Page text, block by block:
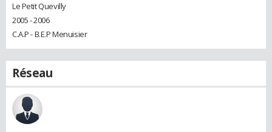
Le Petit Quevilly
2005 - 2006
C.A.P - B.E.P Menuisier
Réseau